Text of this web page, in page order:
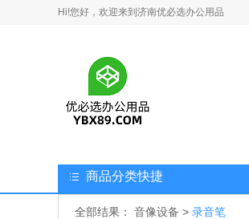
Hi!您好，欢迎来到济南优必选办公用品
商品分类快捷
全部结果： 音像设备 > 录音笔